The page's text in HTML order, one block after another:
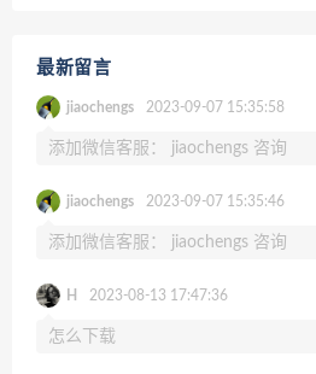
最新留言
jiaochengs 2023-09-07 15:35:58
添加微信客服： jiaochengs 咨询
jiaochengs 2023-09-07 15:35:46
添加微信客服： jiaochengs 咨询
H 2023-08-13 17:47:36
怎么下载